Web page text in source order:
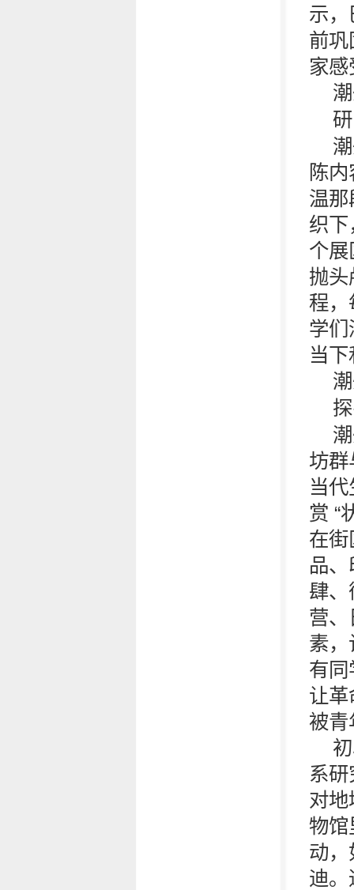
示，
前巩
家
陈
温那
织下
个展
抛头
程，
学们
当
坊群
当
赏 “
在街
品
肆、
营、
素，
有同
让革
被青
系
对地
物馆
动，
迪。